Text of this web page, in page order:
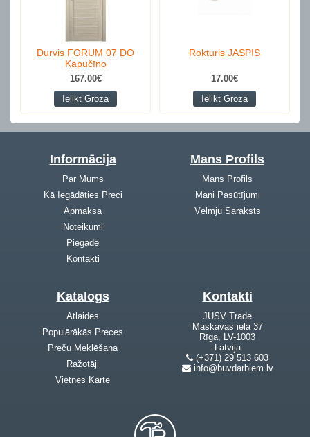
Durvis FORUM 07 DO
Kapučīno
167.00€
Ielikt Grozā
Rokturis JASPIS
17.00€
Ielikt Grozā
Informācija
Par Mums
Kā Iegādāties Preci
Apmaksa
Noteikumi
Piegāde
Kontakti
Mans Profils
Mans Profils
Mani Pasūtījumi
Vēlmju Saraksts
Katalogs
Atlaides
Populārākās Preces
Preču Meklēšana
Ražotāji
Vietnes Karte
Kontakti
JUSV Trade
Maskavas iela 37
Rīga, LV-1003
Latvija
(+371) 29 513 603
info@buvdarbiem.lv